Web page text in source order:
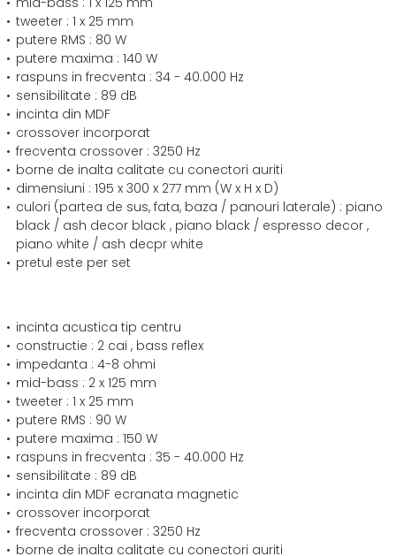
tweeter : 1 x 25 mm
putere RMS : 80 W
putere maxima : 140 W
raspuns in frecventa : 34 - 40.000 Hz
sensibilitate : 89 dB
incinta din MDF
crossover incorporat
frecventa crossover : 3250 Hz
borne de inalta calitate cu conectori auriti
dimensiuni : 195 x 300 x 277 mm (W x H x D)
culori (partea de sus, fata, baza / panouri laterale) : piano
black / ash decor black , piano black / espresso decor ,
piano white / ash decpr white
pretul este per set
incinta acustica tip centru
constructie : 2 cai , bass reflex
impedanta : 4-8 ohmi
mid-bass : 2 x 125 mm
tweeter : 1 x 25 mm
putere RMS : 90 W
putere maxima : 150 W
raspuns in frecventa : 35 - 40.000 Hz
sensibilitate : 89 dB
incinta din MDF ecranata magnetic
crossover incorporat
frecventa crossover : 3250 Hz
borne de inalta calitate cu conectori auriti